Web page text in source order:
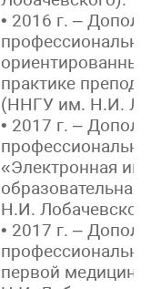
• 2016 г. –
ориентированные
практике
(ННГУ им. Н.И.
• 2017 г. –
«Электронная
образовательная
Н.И. Лобачевского)
• 2017 г. –
первой